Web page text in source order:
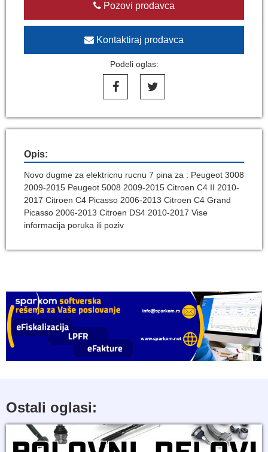
Pozovi prodavca
Kontaktiraj prodavca
Podeli oglas:
Opis:
Novo dugme za elektricnu rucnu 7 pina za : Peugeot 3008
2009-2015 Peugeot 5008 2009-2015 Citroen C4 II 2010-
2017 Citroen C4 Picasso 2006-2013 Citroen C4 Grand
Picasso 2006-2013 Citroen DS4 2010-2017 Vise
informacija poruka ili poziv
Ostali oglasi: